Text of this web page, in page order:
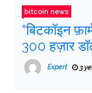
bitcoin news
“बिटकॉइन
300 हज़ार
Expert 3